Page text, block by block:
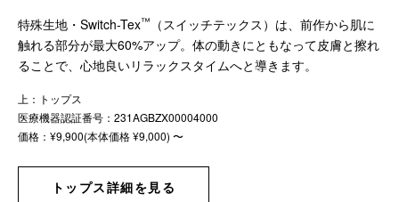
特殊生地・Switch-Tex™
（スイッチテックス）は、前作から肌に
触れる部分が最大60%アップ。体の動きにともなって皮膚と擦れ
ることで、心地良いリラックスタイムへと導きます。
上：トップス
医療機器認証番号：231AGBZX00004000
価格：¥9,900(本体価格 ¥9,000) 〜
トップス詳細を見る